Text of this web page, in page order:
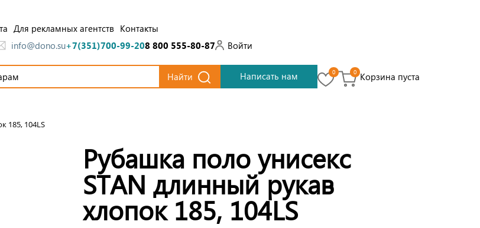
Для рекламных агентств Контакты
info@dono.su+7(351)700-99-208 800 555-80-87 Войти
Найти Написать нам 0 0 Корзина пуста
185, 104LS
Рубашка поло унисекс
STAN длинный рукав
хлопок 185, 104LS